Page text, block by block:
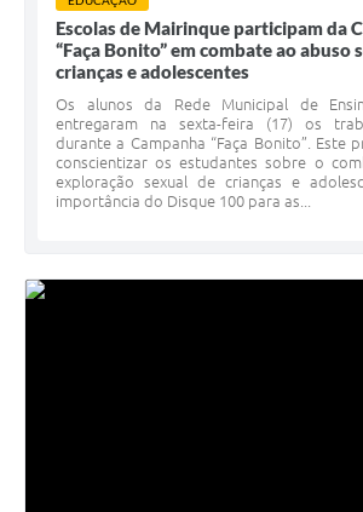
Escolas de Mairinque participam da
“Faça Bonito” em combate ao abuso
crianças e adolescentes
Os alunos da Rede Municipal de
entregaram na sexta-feira (17) os
durante a Campanha “Faça Bonito”. Este
conscientizar os estudantes sobre o
exploração sexual de crianças e
importância do Disque 100 para as...